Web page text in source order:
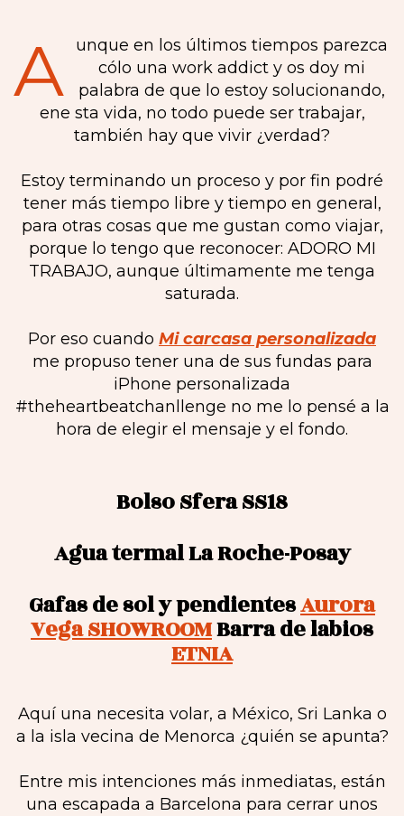
A
unque en los últimos tiempos parezca
cólo una work addict y os doy mi
palabra de que lo estoy solucionando,
ene sta vida, no todo puede ser trabajar,
también hay que vivir ¿verdad?
Estoy terminando un proceso y por fin podré
tener más tiempo libre y tiempo en general,
para otras cosas que me gustan como viajar,
porque lo tengo que reconocer: ADORO MI
TRABAJO, aunque últimamente me tenga
saturada.
Por eso cuando Mi carcasa personalizada
me propuso tener una de sus fundas para
iPhone personalizada
#theheartbeatchanllenge no me lo pensé a la
hora de elegir el mensaje y el fondo.
Bolso Sfera SS18
Agua termal La Roche-Posay
Gafas de sol y pendientesAurora
Vega SHOWROOMBarra de labios
ETNIA
Aquí una necesita volar, a México, Sri Lanka o
a la isla vecina de Menorca ¿quién se apunta?
Entre mis intenciones más inmediatas, están
una escapada a Barcelona para cerrar unos